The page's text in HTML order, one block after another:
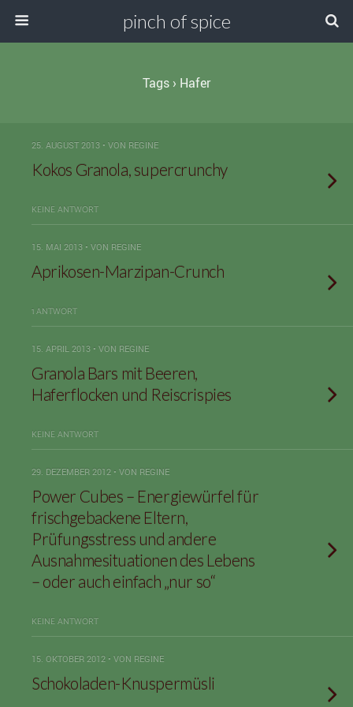
pinch of spice
Tags › Hafer
25. AUGUST 2013 • VON REGINE
Kokos Granola, supercrunchy
KEINE ANTWORT
15. MAI 2013 • VON REGINE
Aprikosen-Marzipan-Crunch
1 ANTWORT
15. APRIL 2013 • VON REGINE
Granola Bars mit Beeren,
Haferflocken und Reiscrispies
KEINE ANTWORT
29. DEZEMBER 2012 • VON REGINE
Power Cubes – Energiewürfel für
frischgebackene Eltern,
Prüfungsstress und andere
Ausnahmesituationen des Lebens
– oder auch einfach „nur so“
KEINE ANTWORT
15. OKTOBER 2012 • VON REGINE
Schokoladen-Knuspermüsli